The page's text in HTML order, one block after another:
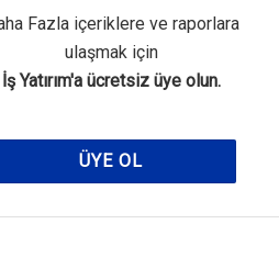
Fazla içeriklere ve raporlara
ulaşmak için
İş Yatırım'a ücretsiz üye olun.
ÜYE OL